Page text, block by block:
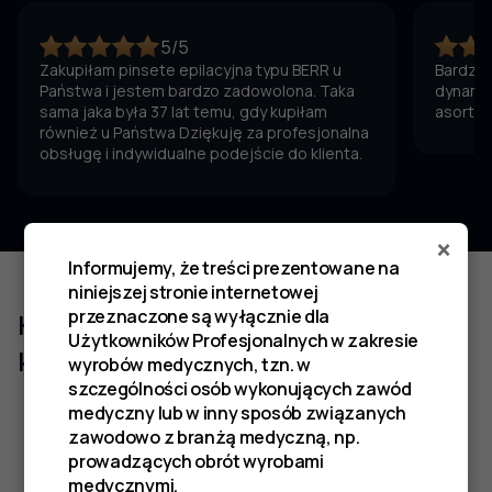
5/5
Zakupiłam pinsete epilacyjna typu BERR u
Państwa i jestem bardzo zadowolona. Taka
sama jaka była 37 lat temu, gdy kupiłam
również u Państwa Dziękuję za profesjonalna
obsługę i indywidualne podejście do klienta.
Bardzo
Klienci którzy zakupili ten produkt
kupili również
×
Informujemy, że treści prezentowane na
niniejszej stronie internetowej
przeznaczone są wyłącznie dla
Użytkowników Profesjonalnych w zakresie
wyrobów medycznych, tzn. w
szczególności osób wykonujących zawód
medyczny lub w inny sposób związanych
zawodowo z branżą medyczną, np.
prowadzących obrót wyrobami
medycznymi.